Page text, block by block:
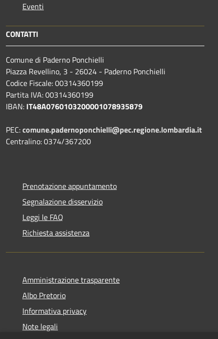
Eventi
CONTATTI
Comune di Paderno Ponchielli
Piazza Revellino, 3 - 26024 - Paderno Ponchielli
Codice Fiscale: 00314360199
Partita IVA: 00314360199
IBAN: IT48A0760103200001078935879
PEC:comune.padernoponchielli@pec.regione.lombardia.it
Centralino: 0374/367200
Prenotazione appuntamento
Segnalazione disservizio
Leggi le FAQ
Richiesta assistenza
Amministrazione trasparente
Albo Pretorio
Informativa privacy
Note legali